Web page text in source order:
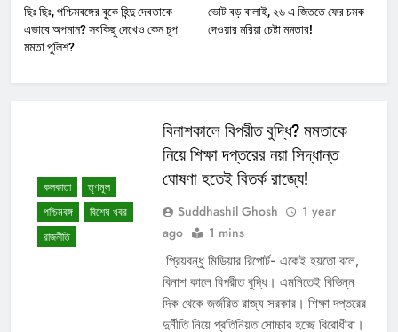
ছিঃ ছিঃ, পশ্চিমবঙ্গের বুকে হিন্দু দেবতাকে
এভাবে অপমান? সবকিছু দেখেও কেন চুপ
মমতা পুলিশ?
ভোট বড় বালাই, ২৬ এ জিততে ফের চমক
দেওয়ার মরিয়া চেষ্টা মমতার!
কলকাতা
তৃণমূল
পশ্চিমবঙ্গ
বিশেষ খবর
রাজনীতি
বিনাশকালে বিপরীত বুদ্ধি? মমতাকে
নিয়ে শিক্ষা দপ্তরের নয়া সিদ্ধান্ত
ঘোষণা হতেই বিতর্ক রাজ্যে!
Suddhashil Ghosh
1 year
ago
1 mins
প্রিয়বন্ধু মিডিয়ার রিপোর্ট- একেই হয়তো বলে,
বিনাশ কালে বিপরীত বুদ্ধি। এমনিতেই বিভিন্ন
দিক থেকে জর্জরিত রাজ্য সরকার। শিক্ষা দপ্তরের
দুর্নীতি নিয়ে প্রতিনিয়ত সোচ্চার হচ্ছে বিরোধীরা।